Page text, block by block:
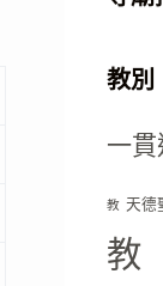
教別
一貫
教 天德
教